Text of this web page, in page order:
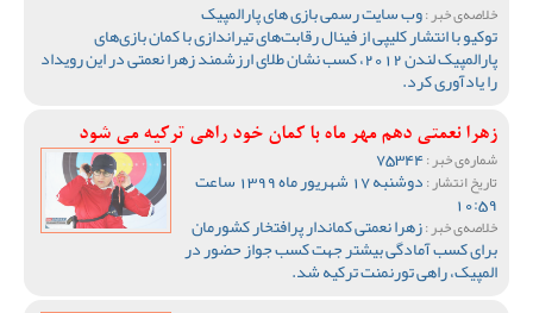
خلاصه‌ی خبر :وب سایت رسمی بازی های پارالمپیک
توکیو با انتشار کلیپی از فینال رقابت‌های تیراندازی با کمان بازی‌های
پارالمپیک لندن 2012، کسب نشان طلای ارزشمند زهرا نعمتی در این رویداد
را یادآوری کرد.
زهرا نعمتی دهم مهر ماه با کمان خود راهی ترکیه می شود
شماره‌ی خبر :
تاریخ انتشار : دوشنبه 17 شهریور ماه 1399 ساعت
10:59
خلاصه‌ی خبر :زهرا نعمتی کماندار پرافتخار کشورمان
برای کسب آمادگی بیشتر جهت کسب جواز حضور در
المپیک، راهی تورنمنت ترکیه شد.